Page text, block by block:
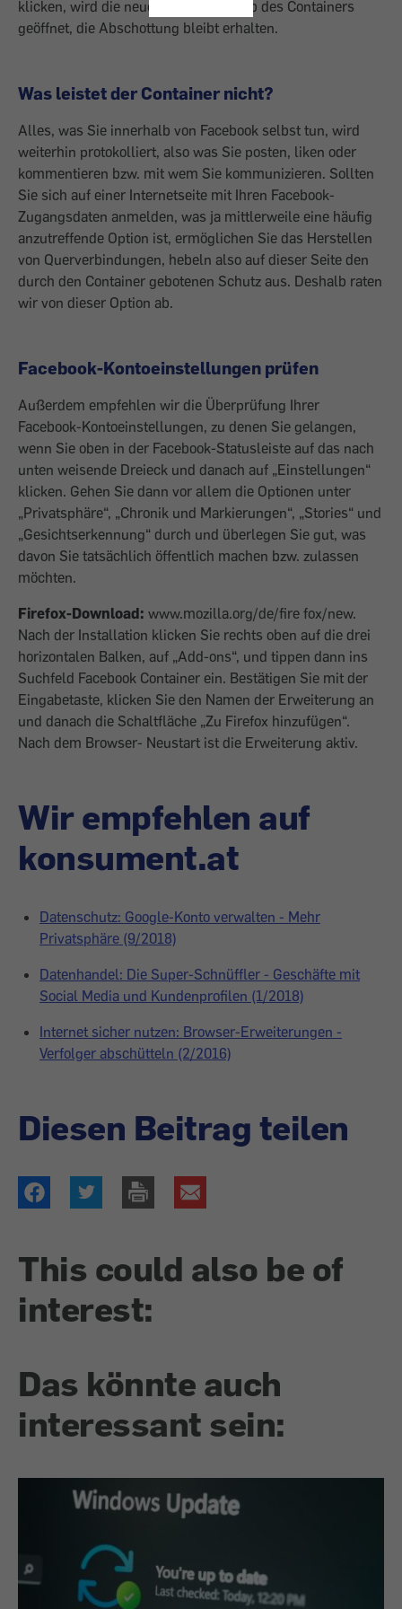
klicken, wird die neue Seite außerhalb des Containers
geöffnet, die Abschottung bleibt erhalten.
Was leistet der Container nicht?
Alles, was Sie innerhalb von Facebook selbst tun, wird
weiterhin protokolliert, also was Sie posten, liken oder
kommentieren bzw. mit wem Sie kommunizieren. Sollten
Sie sich auf einer Internetseite mit Ihren Facebook-
Zugangsdaten anmelden, was ja mittlerweile eine häufig
anzutreffende Option ist, ermöglichen Sie das Herstellen
von Querverbindungen, hebeln also auf dieser Seite den
durch den Container gebotenen Schutz aus. Deshalb raten
wir von dieser Option ab.
Facebook-Kontoeinstellungen prüfen
Außerdem empfehlen wir die Überprüfung Ihrer
Facebook-Kontoeinstellungen, zu denen Sie gelangen,
wenn Sie oben in der Facebook-Statusleiste auf das nach
unten weisende Dreieck und danach auf „Einstellungen“
klicken. Gehen Sie dann vor allem die Optionen unter
„Privatsphäre“, „Chronik und Markierungen“, „Stories“ und
„Gesichtserkennung“ durch und überlegen Sie gut, was
davon Sie tatsächlich öffentlich machen bzw. zulassen
möchten.
Firefox-Download: www.mozilla.org/de/fire fox/new.
Nach der Installation klicken Sie rechts oben auf die drei
horizontalen Balken, auf „Add-ons“, und tippen dann ins
Suchfeld Facebook Container ein. Bestätigen Sie mit der
Eingabetaste, klicken Sie den Namen der Erweiterung an
und danach die Schaltfläche „Zu Firefox hinzufügen“.
Nach dem Browser- Neustart ist die Erweiterung aktiv.
Wir empfehlen auf
konsument.at
Datenschutz: Google-Konto verwalten - Mehr
Privatsphäre (9/2018)
Datenhandel: Die Super-Schnüffler - Geschäfte mit
Social Media und Kundenprofilen (1/2018)
Internet sicher nutzen: Browser-Erweiterungen -
Verfolger abschütteln (2/2016)
Diesen Beitrag teilen
This could also be of
interest:
Das könnte auch
interessant sein: